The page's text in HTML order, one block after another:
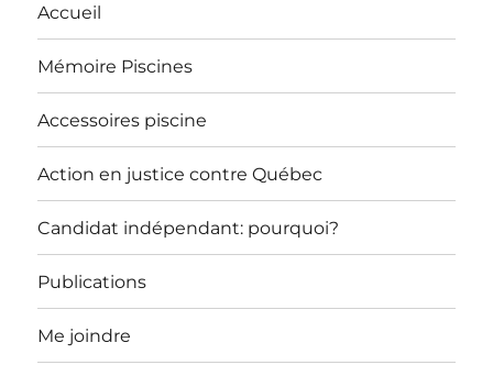
Accueil
Mémoire Piscines
Accessoires piscine
Action en justice contre Québec
Candidat indépendant: pourquoi?
Publications
Me joindre